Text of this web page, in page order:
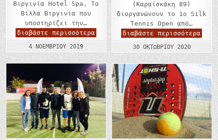
(Καραϊσκάκη 89)
διοργανώνουν το 1ο Silk
Tennis Open από…
διαβάστε περισσότερα SILK
OPEN
30 ΟΚΤΩΒΡΊΟΥ 2020
Βιργινία Hotel Spa. Το
Βίλλα Βιργινία που
υποστηρίζει την…
διαβάστε περισσότερα Filathlitikos
Tennis
Tournament
by
Βίλλα
Βιργινία
Hotel
Spa
4 ΝΟΕΜΒΡΊΟΥ 2019